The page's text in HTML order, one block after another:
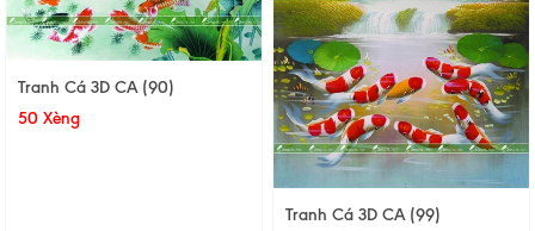
Tranh Cá 3D CA (90)
50 Xèng
Tranh Cá 3D CA (99)